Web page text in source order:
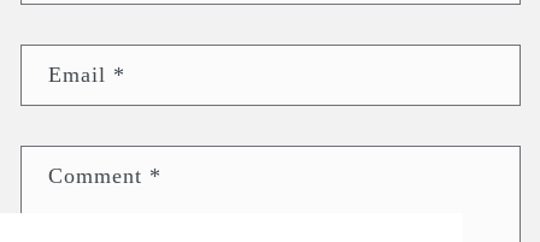
Email *
Comment *